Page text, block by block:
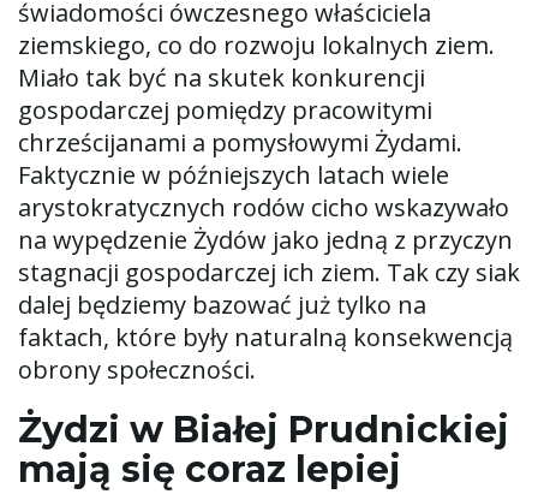
świadomości ówczesnego właściciela
ziemskiego, co do rozwoju lokalnych ziem.
Miało tak być na skutek konkurencji
gospodarczej pomiędzy pracowitymi
chrześcijanami a pomysłowymi Żydami.
Faktycznie w późniejszych latach wiele
arystokratycznych rodów cicho wskazywało
na wypędzenie Żydów jako jedną z przyczyn
stagnacji gospodarczej ich ziem. Tak czy siak
dalej będziemy bazować już tylko na
faktach, które były naturalną konsekwencją
obrony społeczności.
Żydzi w Białej Prudnickiej
mają się coraz lepiej